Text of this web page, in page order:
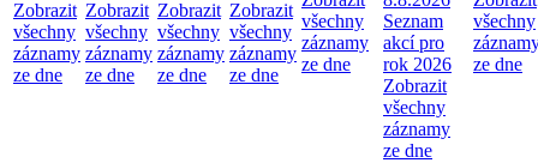
Zobrazit
všechny
záznamy
ze dne
Zobrazit
všechny
záznamy
ze dne
Zobrazit
všechny
záznamy
ze dne
Zobrazit
všechny
záznamy
ze dne
všechny
záznamy
ze dne
Seznam
akcí pro
rok 2026
Zobrazit
všechny
záznamy
ze dne
všechny
ze dne